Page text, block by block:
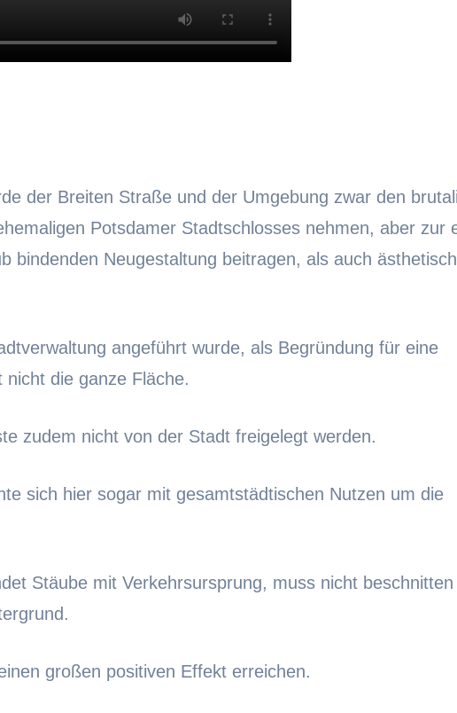
der Breiten Straße und der Umgebung zwar den
Potsdamer Stadtschlosses nehmen, aber zur
bindenden Neugestaltung beitragen, als auch
angeführt wurde, als Begründung für eine
die ganze Fläche.
zudem nicht von der Stadt freigelegt werden.
sich hier sogar mit gesamtstädtischen Nutzen um die
Stäube mit Verkehrsursprung, muss nicht beschnitten
großen positiven Effekt erreichen.